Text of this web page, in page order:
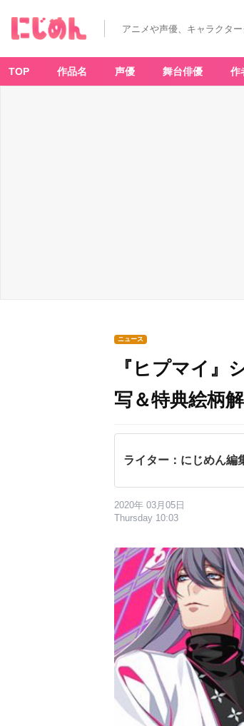
アニメや声優、キャラクタ
TOP 作品名 声優 舞台俳優 作
ニュース
『ヒプマイ』
写＆特典絵柄
ライター：にじめん編
2020年 03月05日
Thursday 10:03